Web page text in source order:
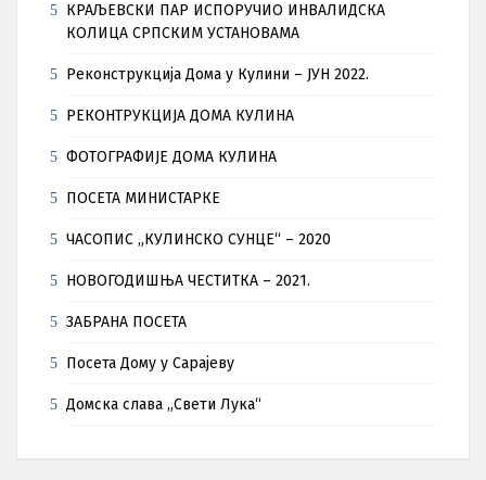
КРАЉЕВСКИ ПАР ИСПОРУЧИО ИНВАЛИДСКА
КОЛИЦА СРПСКИМ УСТАНОВАМА
Реконструкција Дома у Кулини – ЈУН 2022.
РЕКОНТРУКЦИЈА ДОМА КУЛИНА
ФОТОГРАФИЈЕ ДОМА КУЛИНА
ПОСЕТА МИНИСТАРКЕ
ЧАСОПИС „КУЛИНСКО СУНЦЕ“ – 2020
НОВОГОДИШЊА ЧЕСТИТКА – 2021.
ЗАБРАНА ПОСЕТА
Посета Дому у Сарајеву
Домска слава „Свети Лука“